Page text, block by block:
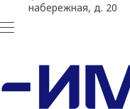
набережная, д. 20